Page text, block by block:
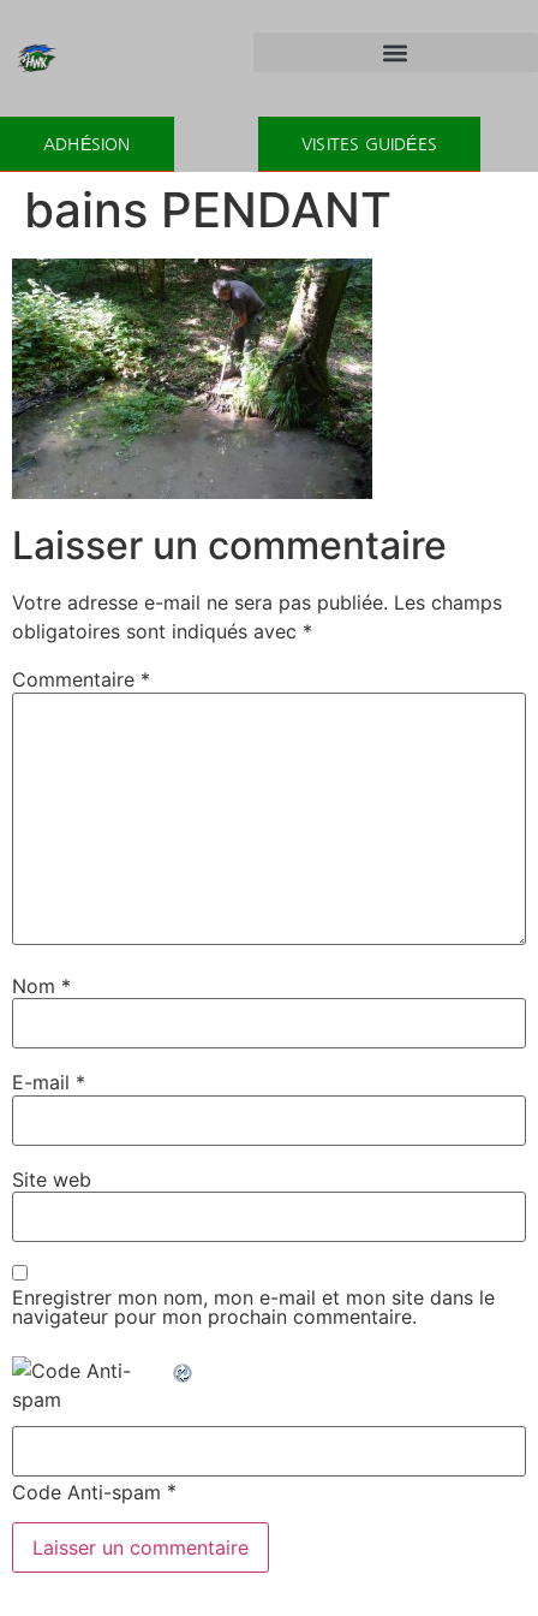
ADHÉSION VISITES GUIDÉES
bains PENDANT
Laisser un commentaire
Votre adresse e-mail ne sera pas publiée. Les champs
obligatoires sont indiqués avec *
Commentaire *
Nom *
E-mail *
Site web
Enregistrer mon nom, mon e-mail et mon site dans le
navigateur pour mon prochain commentaire.
Code Anti-spam *